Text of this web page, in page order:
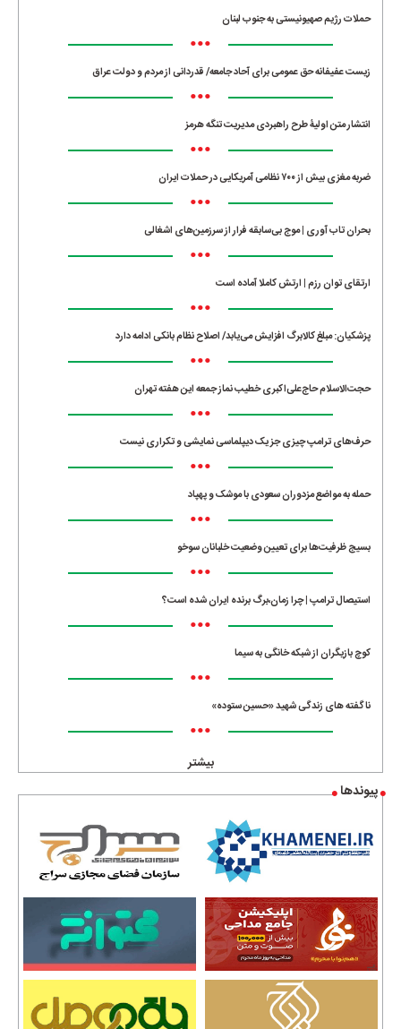
حملات رژیم صهیونیستی به جنوب لبنان
•••
زیست عفیفانه حق عمومی برای آحاد جامعه/ قدردانی از مردم و دولت عراق
•••
انتشار متن اولیۀ طرح راهبردی مدیریت تنگه هرمز
•••
ضربه مغزی بیش از ۷۰۰ نظامی آمریکایی در حملات ایران
•••
بحران تاب آوری | موج بی‌سابقه فرار از سرزمین‌های اشغالی
•••
ارتقای توان رزم | ارتش کاملا آماده است
•••
پزشکیان: مبلغ کالابرگ افزایش می‌یابد/ اصلاح نظام بانکی ادامه دارد
•••
حجت‌الاسلام حاج‌علی‌اکبری خطیب نماز جمعه این هفته تهران
•••
حرف‌های ترامپ چیزی جز یک دیپلماسی نمایشی و تکراری نیست
•••
حمله به مواضع مزدوران سعودی با موشک و پهپاد
•••
بسیج ظرفیت‌ها برای تعیین وضعیت خلبانان سوخو
•••
استیصال ترامپ | چرا زمان،برگ برنده ایران شده است؟
•••
کوچ بازیگران از شبکه خانگی به سیما
•••
ناگفته های زندگی شهید «حسین ستوده»
•••
بیشتر
پیوندها